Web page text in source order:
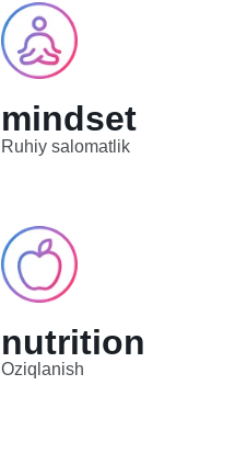
Ruhiy salomatlik
mindset
Oziqlanish
nutrition